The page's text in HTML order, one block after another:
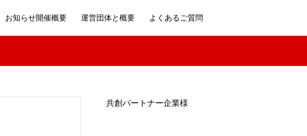
お知らせ開催概要 運営団体と概要 よくあるご質問
共創パートナー企業様